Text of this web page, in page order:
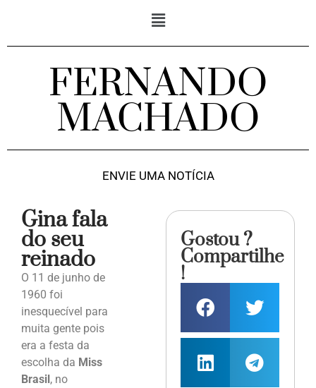
FERNANDO
MACHADO
ENVIE UMA NOTÍCIA
Gina fala
do seu
reinado
O 11 de junho de
1960 foi
inesquecível para
muita gente pois
era a festa da
escolha da Miss
Brasil , no
Gostou ?
Compartilhe
!